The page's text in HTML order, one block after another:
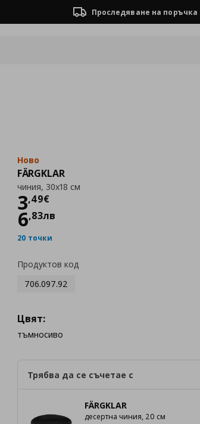
Проследяване на поръчка
Ново
FÄRGKLAR
чиния, 30x18 см
3,49€
Цена
6,83лв
20 точки
Продуктов код
706.097.92
Цвят:
тъмносиво
Трябва да се съчетае с
FÄRGKLAR
десертна чиния, 20 см